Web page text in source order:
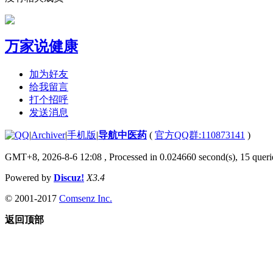
万家说健康
加为好友
给我留言
打个招呼
发送消息
|Archiver|手机版|导航中医药 ( 官方QQ群:110873141 )
GMT+8, 2026-8-6 12:08 , Processed in 0.024660 second(s), 15
Powered by Discuz! X3.4
© 2001-2017 Comsenz Inc.
返回顶部